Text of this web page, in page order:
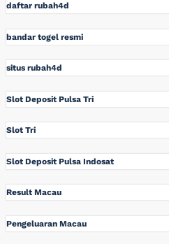
daftar rubah4d
bandar togel resmi
situs rubah4d
Slot Deposit Pulsa Tri
Slot Tri
Slot Deposit Pulsa Indosat
Result Macau
Pengeluaran Macau